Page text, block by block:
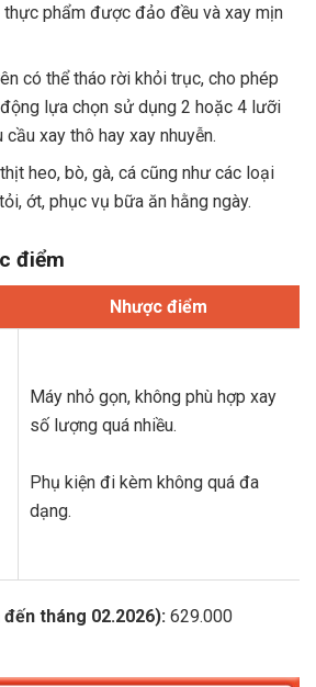
thực phẩm được đảo đều và xay mịn
có thể tháo rời khỏi trục, cho phép
lựa chọn sử dụng 2 hoặc 4 lưỡi
xay thô hay xay nhuyễn.
heo, bò, gà, cá cũng như các loại
ớt, phục vụ bữa ăn hằng ngày.
điểm
Nhược điểm
Máy nhỏ gọn, không phù hợp xay
số lượng quá nhiều.
Phụ kiện đi kèm không quá đa
dạng.
tháng 02.2026): 629.000